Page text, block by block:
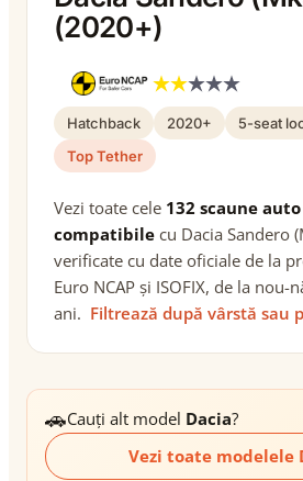
(2020+)
Hatchback 2020+ 5-seat
Top Tether
Vezi toate cele 132 scaune
compatibile cu Dacia Sandero
verificate cu date oficiale de la
Euro NCAP și ISOFIX, de la nou-
ani. Filtrează după vârstă sau
🚗Cauți alt model Dacia?
Vezi toate modelele